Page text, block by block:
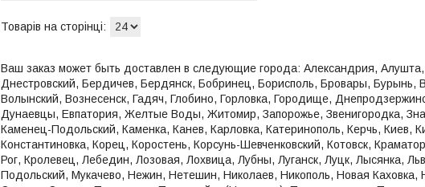
Ваш заказ может быть доставлен в следующие города: Александрия,
Днестровский, Бердичев, Бердянск, Бобринец, Борисполь, Бровары,
Волынский, Вознесенск, Гадяч, Глобино, Горловка, Городище,
Дунаевцы, Евпатория, Желтые Воды, Житомир, Запорожье, Звенигородка,
Каменец-Подольский, Каменка, Канев, Карловка, Катеринополь, Керчь, Киев,
Константиновка, Корец, Коростень, Корсунь-Шевченковский, Котовск,
Рог, Кролевец, Лебедин, Лозовая, Лохвица, Лубны, Луганск, Луцк, Лысянка,
Подольский, Мукачево, Нежин, Нетешин, Николаев, Никополь, Новая